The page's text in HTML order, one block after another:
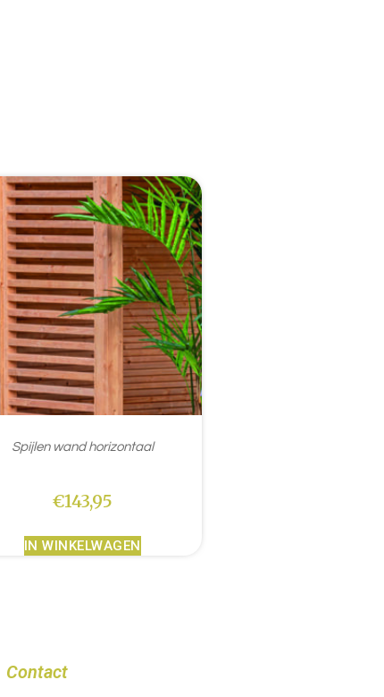
Spijlen wand horizontaal
€143,95
IN WINKELWAGEN
Contact